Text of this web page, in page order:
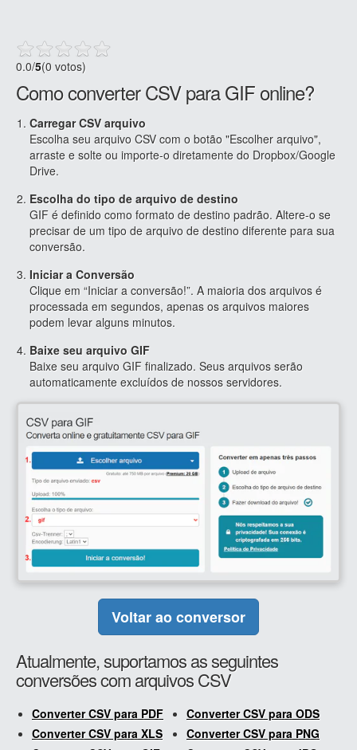
0.0/5(0 votos)
Como converter CSV para GIF online?
Carregar CSV arquivo
Escolha seu arquivo CSV com o botão "Escolher arquivo",
arraste e solte ou importe-o diretamente do Dropbox/Google
Drive.
Escolha do tipo de arquivo de destino
GIF é definido como formato de destino padrão. Altere-o se
precisar de um tipo de arquivo de destino diferente para sua
conversão.
Iniciar a Conversão
Clique em “Iniciar a conversão!”. A maioria dos arquivos é
processada em segundos, apenas os arquivos maiores
podem levar alguns minutos.
Baixe seu arquivo GIF
Baixe seu arquivo GIF finalizado. Seus arquivos serão
automaticamente excluídos de nossos servidores.
Voltar ao conversor
Atualmente, suportamos as seguintes
conversões com arquivos CSV
Converter CSV para PDF
Converter CSV para ODS
Converter CSV para XLS
Converter CSV para PNG